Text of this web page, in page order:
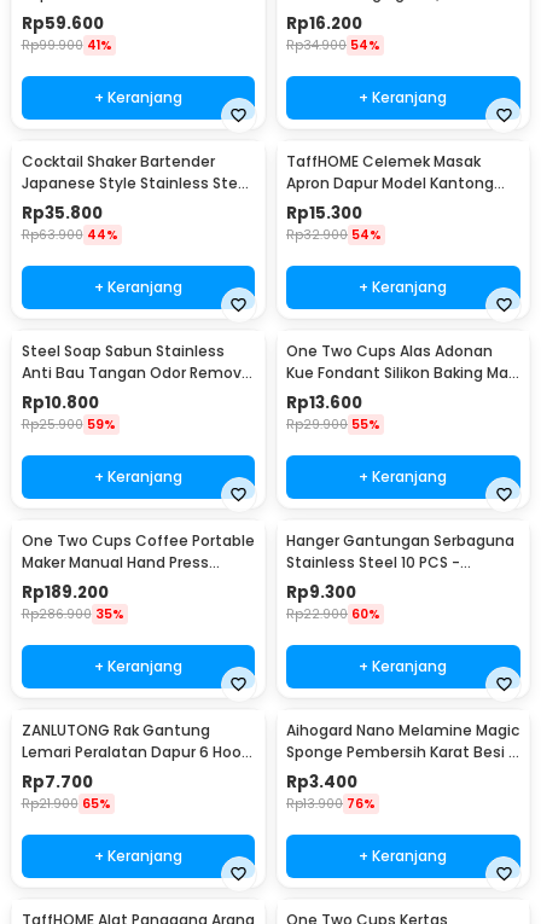
Portable - WFCG9800
Rp59.600
Rp99.900 41%
+ Keranjang
Seasoning Injector - HC117
Rp16.200
Rp34.900 54%
+ Keranjang
Cocktail Shaker Bartender
Japanese Style Stainless Steel
200ml
Rp35.800
Rp63.900 44%
+ Keranjang
TaffHOME Celemek Masak
Apron Dapur Model Kantong
Pola Spatula - JJ41
Rp15.300
Rp32.900 54%
+ Keranjang
Steel Soap Sabun Stainless
Anti Bau Tangan Odor Remove
- HW071
Rp10.800
Rp25.900 59%
+ Keranjang
One Two Cups Alas Adonan
Kue Fondant Silikon Baking Mat
Anti Slip - JJ3873
Rp13.600
Rp29.900 55%
+ Keranjang
One Two Cups Coffee Portable
Maker Manual Hand Press
Espresso 300ml - T35066
Rp189.200
Rp286.900 35%
+ Keranjang
Hanger Gantungan Serbaguna
Stainless Steel 10 PCS -
M127105
Rp9.300
Rp22.900 60%
+ Keranjang
ZANLUTONG Rak Gantung
Lemari Peralatan Dapur 6 Hook
Besi - 2137
Rp7.700
Rp21.900 65%
+ Keranjang
Aihogard Nano Melamine Magic
Sponge Pembersih Karat Besi -
CW62
Rp3.400
Rp13.900 76%
+ Keranjang
TaffHOME Alat Panggang Arang
One Two Cups Kertas